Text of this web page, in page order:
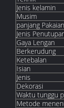
Jenis kelamin
Musim
panjang Pakaian
Jenis
Gaya Lengan
Berkerudung
Ketebalan
Isian
Jenis
Dekorasi
Waktu tunggu
Metode